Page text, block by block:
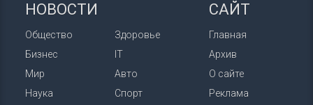
НОВОСТИ
Общество
Бизнес
Мир
Наука
Здоровье
IT
Авто
Спорт
САЙТ
Главная
Архив
О сайте
Реклама